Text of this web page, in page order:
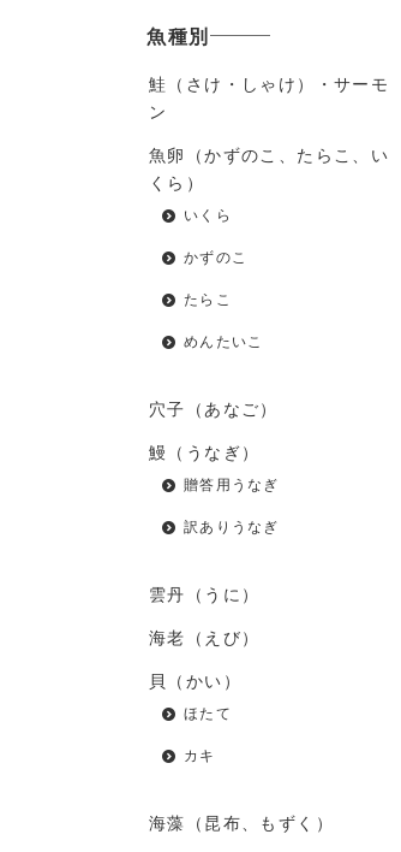
魚種別
鮭（さけ・しゃけ）・サーモ
ン
魚卵（かずのこ、たらこ、い
くら）
いくら
かずのこ
たらこ
めんたいこ
穴子（あなご）
鰻（うなぎ）
贈答用うなぎ
訳ありうなぎ
雲丹（うに）
海老（えび）
貝（かい）
ほたて
カキ
海藻（昆布、もずく）